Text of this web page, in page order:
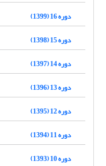
دوره 16 (1399)
دوره 15 (1398)
دوره 14 (1397)
دوره 13 (1396)
دوره 12 (1395)
دوره 11 (1394)
دوره 10 (1393)